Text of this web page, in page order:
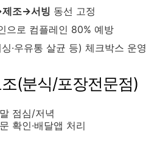
조→서빙 동선 고정
으로 컴플레인 80% 예방
·우유통 살균 등) 체크박스 운영
(분식/포장전문점)
점심/저녁
확인·배달앱 처리